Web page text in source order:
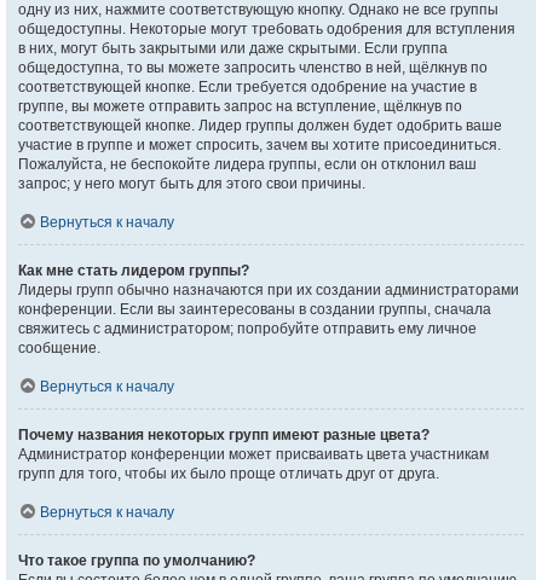
одну из них, нажмите соответствующую кнопку. Однако не все группы
общедоступны. Некоторые могут требовать одобрения для вступления
в них, могут быть закрытыми или даже скрытыми. Если группа
общедоступна, то вы можете запросить членство в ней, щёлкнув по
соответствующей кнопке. Если требуется одобрение на участие в
группе, вы можете отправить запрос на вступление, щёлкнув по
соответствующей кнопке. Лидер группы должен будет одобрить ваше
участие в группе и может спросить, зачем вы хотите присоединиться.
Пожалуйста, не беспокойте лидера группы, если он отклонил ваш
запрос; у него могут быть для этого свои причины.
Вернуться к началу
Как мне стать лидером группы?
Лидеры групп обычно назначаются при их создании администраторами
конференции. Если вы заинтересованы в создании группы, сначала
свяжитесь с администратором; попробуйте отправить ему личное
сообщение.
Вернуться к началу
Почему названия некоторых групп имеют разные цвета?
Администратор конференции может присваивать цвета участникам
групп для того, чтобы их было проще отличать друг от друга.
Вернуться к началу
Что такое группа по умолчанию?